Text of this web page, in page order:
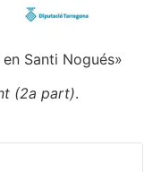
Santi Nogués»
(2a part).